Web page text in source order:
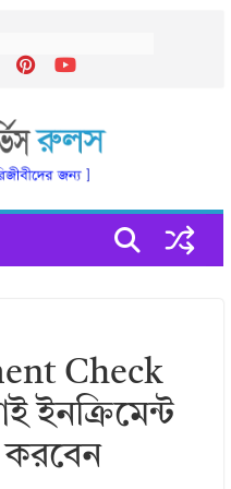
Check
ইনক্রিমেন্ট
করবেন